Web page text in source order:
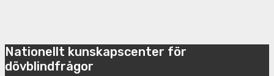
Nationellt kunskapscenter för
dövblindfrågor